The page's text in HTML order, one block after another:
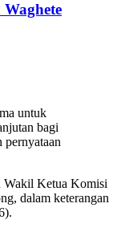
untuk
bagi
Wakil Ketua Komisi
dalam keterangan